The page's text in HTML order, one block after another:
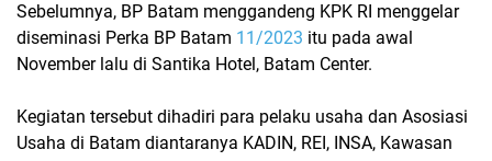
Sebelumnya, BP Batam menggandeng KPK RI menggelar
diseminasi Perka BP Batam 11/2023 itu pada awal
November lalu di Santika Hotel, Batam Center.
Kegiatan tersebut dihadiri para pelaku usaha dan Asosiasi
Usaha di Batam diantaranya KADIN, REI, INSA, Kawasan